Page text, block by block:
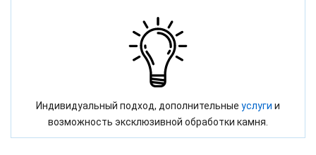
Индивидуальный подход, дополнительные услуги и
возможность эксклюзивной обработки камня.